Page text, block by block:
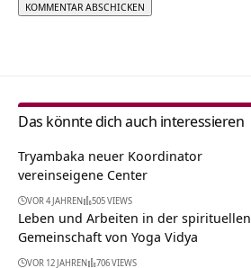
Das könnte dich auch interessieren
Tryambaka neuer Koordinator
vereinseigene Center
VOR 4 JAHREN 505 VIEWS
Leben und Arbeiten in der spirituellen
Gemeinschaft von Yoga Vidya
VOR 12 JAHREN 706 VIEWS